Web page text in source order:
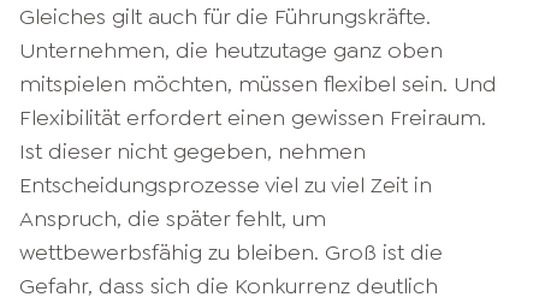
Gleiches gilt auch für die Führungskräfte.
Unternehmen, die heutzutage ganz oben
mitspielen möchten, müssen flexibel sein. Und
Flexibilität erfordert einen gewissen Freiraum.
Ist dieser nicht gegeben, nehmen
Entscheidungsprozesse viel zu viel Zeit in
Anspruch, die später fehlt, um
wettbewerbsfähig zu bleiben. Groß ist die
Gefahr, dass sich die Konkurrenz deutlich